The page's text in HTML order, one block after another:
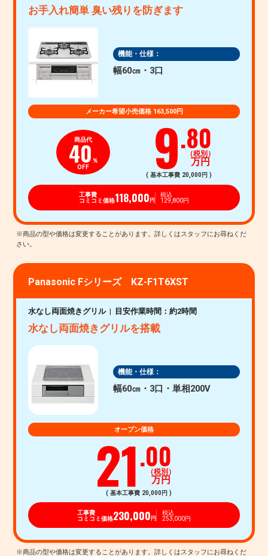
お手入れ簡単 臭い残りを防ぎます
機能・仕様：
幅60㎝・3口
メーカー希望小売価格 163,500円
商品代
40％
OFF
9.80
（税別）
万円
( 基本工事費 20,000円 )
工事費
コミコミ価格118,000 円
税込
129,800円
Panasonic Fシリーズ KZ-F1T6XST
水なし両面焼きグリル 目安作業時間：約2時間
水なし両面焼きグリルを搭載
機能・仕様：
幅60㎝・3口・単相200V
オープン価格
21.00
（税別）
万円
( 基本工事費 20,000円 )
工事費
コミコミ価格230,000 円
税込
253,000円